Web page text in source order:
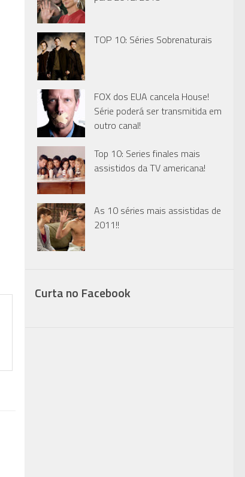
TOP 10: Séries Sobrenaturais
FOX dos EUA cancela House!
Série poderá ser transmitida em
outro canal!
Top 10: Series finales mais
assistidos da TV americana!
As 10 séries mais assistidas de
2011!!
Curta no Facebook